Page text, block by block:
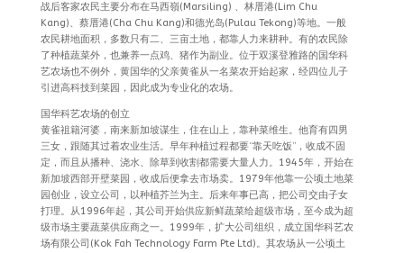
战后客家农民主要分布在马西嶺(Marsiling) 、林厝港(Lim Chu
Kang)、蔡厝港(Cha Chu Kang)和德光岛(Pulau Tekong)等地。一般
农民耕地面积，多数只有二、三亩土地，都靠人力来耕种。有的农民除
了种植蔬菜外，也兼养一点鸡、猪作为副业。位于双溪登雅路的国华科
艺农场也不例外，黄国华的父亲黄雀从一名菜农开始起家，经四位儿子
引进高科技到菜园，因此成为专业化的农场。
国华科艺农场的创立
黄雀祖籍河婆，南来新加坡谋生，住在山上，靠种菜维生。他育有四男
三女，跟随其过着农业生活。早年种植过程都要“靠天吃饭”，收成不固
定，而且从播种、浇水、除草到收割都需要大量人力。1945年，开始在
新加坡西部开壁菜园，收成后便拿去市场卖。1979年他靠一公顷土地菜
园创业，设立公司，以种植芥兰为主。后来年事已高，把公司交由子女
打理。从1996年起，其公司开始供应新鲜蔬菜给超级市场，至今成为超
级市场主要蔬菜供应商之一。1999年，扩大公司组织，成立国华科艺农
场有限公司(Kok Fah Technology Farm Pte Ltd)。其农场从一公顷土